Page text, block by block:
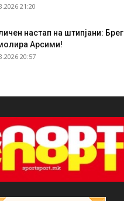
21:20
настап на штипјани:
Арсими!
20:57